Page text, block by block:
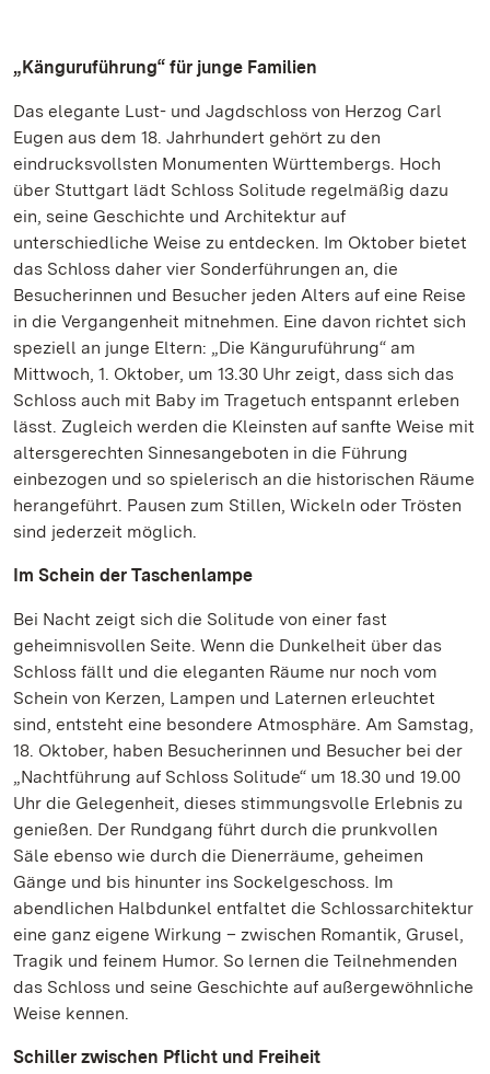
„Känguruführung“ für junge Familien
Das elegante Lust- und Jagdschloss von Herzog Carl
Eugen aus dem 18. Jahrhundert gehört zu den
eindrucksvollsten Monumenten Württembergs. Hoch
über Stuttgart lädt Schloss Solitude regelmäßig dazu
ein, seine Geschichte und Architektur auf
unterschiedliche Weise zu entdecken. Im Oktober bietet
das Schloss daher vier Sonderführungen an, die
Besucherinnen und Besucher jeden Alters auf eine Reise
in die Vergangenheit mitnehmen. Eine davon richtet sich
speziell an junge Eltern: „Die Känguruführung“ am
Mittwoch, 1. Oktober, um 13.30 Uhr zeigt, dass sich das
Schloss auch mit Baby im Tragetuch entspannt erleben
lässt. Zugleich werden die Kleinsten auf sanfte Weise mit
altersgerechten Sinnesangeboten in die Führung
einbezogen und so spielerisch an die historischen Räume
herangeführt. Pausen zum Stillen, Wickeln oder Trösten
sind jederzeit möglich.
Im Schein der Taschenlampe
Bei Nacht zeigt sich die Solitude von einer fast
geheimnisvollen Seite. Wenn die Dunkelheit über das
Schloss fällt und die eleganten Räume nur noch vom
Schein von Kerzen, Lampen und Laternen erleuchtet
sind, entsteht eine besondere Atmosphäre. Am Samstag,
18. Oktober, haben Besucherinnen und Besucher bei der
„Nachtführung auf Schloss Solitude“ um 18.30 und 19.00
Uhr die Gelegenheit, dieses stimmungsvolle Erlebnis zu
genießen. Der Rundgang führt durch die prunkvollen
Säle ebenso wie durch die Dienerräume, geheimen
Gänge und bis hinunter ins Sockelgeschoss. Im
abendlichen Halbdunkel entfaltet die Schlossarchitektur
eine ganz eigene Wirkung – zwischen Romantik, Grusel,
Tragik und feinem Humor. So lernen die Teilnehmenden
das Schloss und seine Geschichte auf außergewöhnliche
Weise kennen.
Schiller zwischen Pflicht und Freiheit